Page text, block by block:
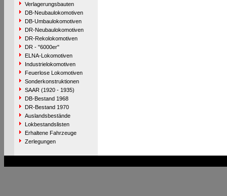
Verlagerungsbauten
DB-Neubaulokomotiven
DB-Umbaulokomotiven
DR-Neubaulokomotiven
DR-Rekolokomotiven
DR - "6000er"
ELNA-Lokomotiven
Industrielokomotiven
Feuerlose Lokomotiven
Sonderkonstruktionen
SAAR (1920 - 1935)
DB-Bestand 1968
DR-Bestand 1970
Auslandsbestände
Lokbestandslisten
Erhaltene Fahrzeuge
Zerlegungen